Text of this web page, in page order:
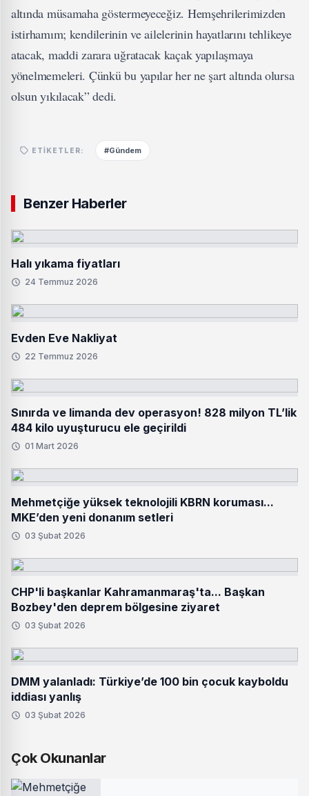
altında müsamaha göstermeyeceğiz. Hemşehrilerimizden
istirhamım; kendilerinin ve ailelerinin hayatlarını tehlikeye
atacak, maddi zarara uğratacak kaçak yapılaşmaya
yönelmemeleri. Çünkü bu yapılar her ne şart altında olursa
olsun yıkılacak” dedi.
ETIKETLER: #Gündem
Benzer Haberler
Halı yıkama fiyatları
24 Temmuz 2026
Evden Eve Nakliyat
22 Temmuz 2026
Sınırda ve limanda dev operasyon! 828 milyon TL’lik
484 kilo uyuşturucu ele geçirildi
01 Mart 2026
Mehmetçiğe yüksek teknolojili KBRN koruması...
MKE’den yeni donanım setleri
03 Şubat 2026
CHP'li başkanlar Kahramanmaraş'ta... Başkan
Bozbey'den deprem bölgesine ziyaret
03 Şubat 2026
DMM yalanladı: Türkiye’de 100 bin çocuk kayboldu
iddiası yanlış
03 Şubat 2026
Çok Okunanlar